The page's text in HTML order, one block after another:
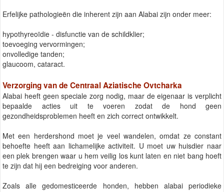
Erfelijke pathologieën die inherent zijn aan Alabai zijn onder meer:
hypothyreoïdie - disfunctie van de schildklier;
toevoeging vervormingen;
onvolledige tanden;
glaucoom, cataract.
Verzorging van de Centraal Aziatische Ovtcharka
Alabai heeft geen speciale zorg nodig, maar de eigenaar is verplicht
bepaalde acties uit te voeren zodat de hond geen
gezondheidsproblemen heeft en zich correct ontwikkelt.
Met een herdershond moet je veel wandelen, omdat ze constant
behoefte heeft aan lichamelijke activiteit. U moet uw huisdier naar
een plek brengen waar u hem veilig los kunt laten en niet bang hoeft
te zijn dat hij een bedreiging voor anderen.
Zoals alle gedomesticeerde honden, hebben alabai periodieke